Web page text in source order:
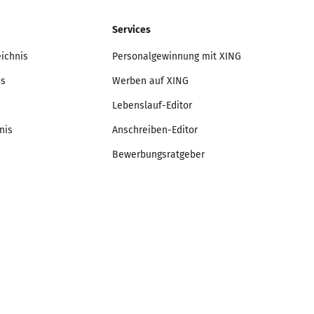
Services
Personalgewinnung mit XING
Werben auf XING
Lebenslauf-Editor
Anschreiben-Editor
Bewerbungsratgeber